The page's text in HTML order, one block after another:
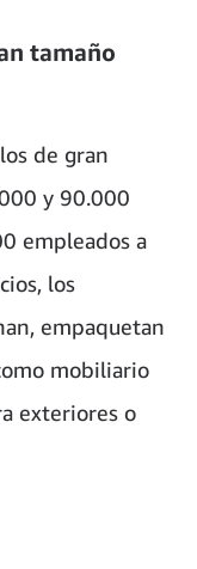
tamaño
de gran
y 90.000
empleados a
los
empaquetan
mobiliario
exteriores o